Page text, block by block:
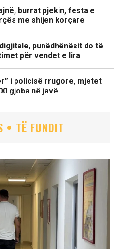
burrat pjekin, festa e
me shijen korçare
punëdhënësit do të
për vendet e lira
i policisë rrugore, mjetet
gjoba në javë
• TË FUNDIT